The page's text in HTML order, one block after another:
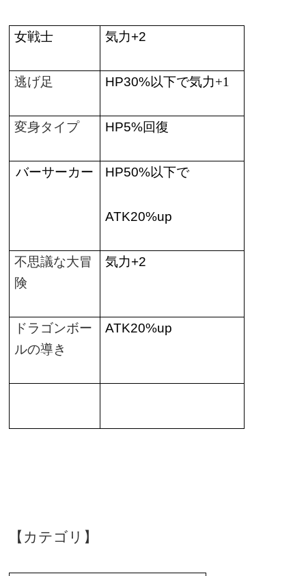
女戦士 気力+2
逃げ足 HP30%以下で気力+1
変身タイプ HP5%回復
バーサーカー HP50%以下で
ATK20%up
不思議な大冒
険
気力+2
ドラゴンボー
ルの導き
ATK20%up
【カテゴリ】